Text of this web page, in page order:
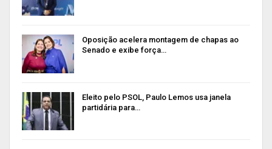
Oposição acelera montagem de chapas ao
Senado e exibe força…
Eleito pelo PSOL, Paulo Lemos usa janela
partidária para…